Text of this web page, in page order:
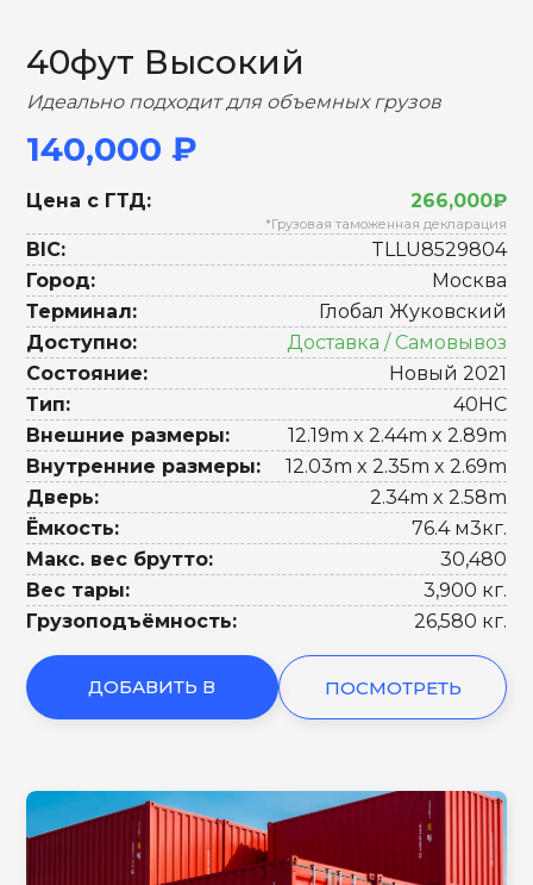
40фут Высокий
Идеально подходит для объемных грузов
140,000 ₽
Цена с ГТД: 266,000₽
*Грузовая таможенная декларация
BIC:
TLLU8529804
Город:
Москва
Терминал:
Глобал Жуковский
Доступно:
Доставка / Самовывоз
Состояние:
Новый 2021
Тип:
40HC
Внешние размеры:
12.19m x 2.44m x 2.89m
Внутренние размеры:
12.03m x 2.35m x 2.69m
Дверь:
2.34m x 2.58m
Ёмкость:
76.4 м3кг.
Макс. вес брутто:
30,480
Вес тары:
3,900 кг.
Грузоподъёмность:
26,580 кг.
ДОБАВИТЬ В ПОСМОТРЕТЬ